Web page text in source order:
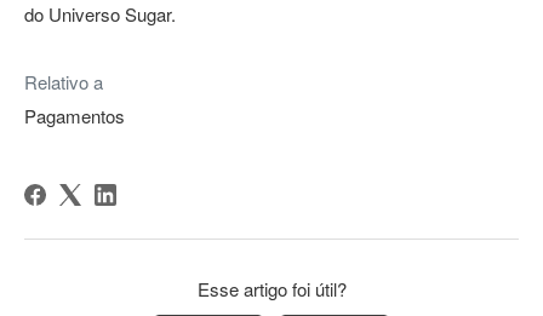
do Universo Sugar.
Relativo a
Pagamentos
Esse artigo foi útil?